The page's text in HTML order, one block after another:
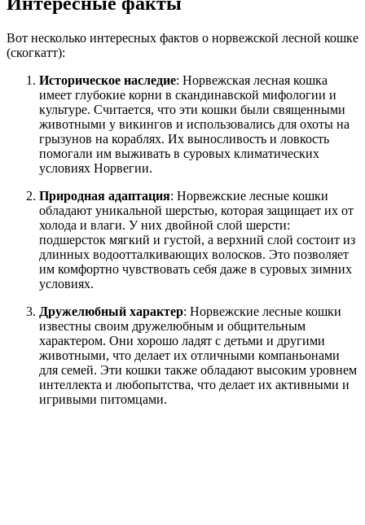
Вот несколько интересных фактов о норвежской лесной кошке
(скогкатт):
Историческое наследие: Норвежская лесная кошка
имеет глубокие корни в скандинавской мифологии и
культуре. Считается, что эти кошки были священными
животными у викингов и использовались для охоты на
грызунов на кораблях. Их выносливость и ловкость
помогали им выживать в суровых климатических
условиях Норвегии.
Природная адаптация: Норвежские лесные кошки
обладают уникальной шерстью, которая защищает их от
холода и влаги. У них двойной слой шерсти:
подшерсток мягкий и густой, а верхний слой состоит из
длинных водоотталкивающих волосков. Это позволяет
им комфортно чувствовать себя даже в суровых зимних
условиях.
Дружелюбный характер: Норвежские лесные кошки
известны своим дружелюбным и общительным
характером. Они хорошо ладят с детьми и другими
животными, что делает их отличными компаньонами
для семей. Эти кошки также обладают высоким уровнем
интеллекта и любопытства, что делает их активными и
игривыми питомцами.